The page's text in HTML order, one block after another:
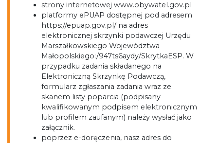
strony internetowej www.obywatel.gov.pl
platformy ePUAP dostępnej pod adresem
https://epuap.gov.pl/ na adres
elektronicznej skrzynki podawczej Urzędu
Marszałkowskiego Województwa
Małopolskiego:/947ts6aydy/SkrytkaESP. W
przypadku zadania składanego na
Elektroniczną Skrzynkę Podawczą,
formularz zgłaszania zadania wraz ze
skanem listy poparcia (podpisany
kwalifikowanym podpisem elektronicznym
lub profilem zaufanym) należy wysłać jako
załącznik.
poprzez e-doręczenia, nasz adres do